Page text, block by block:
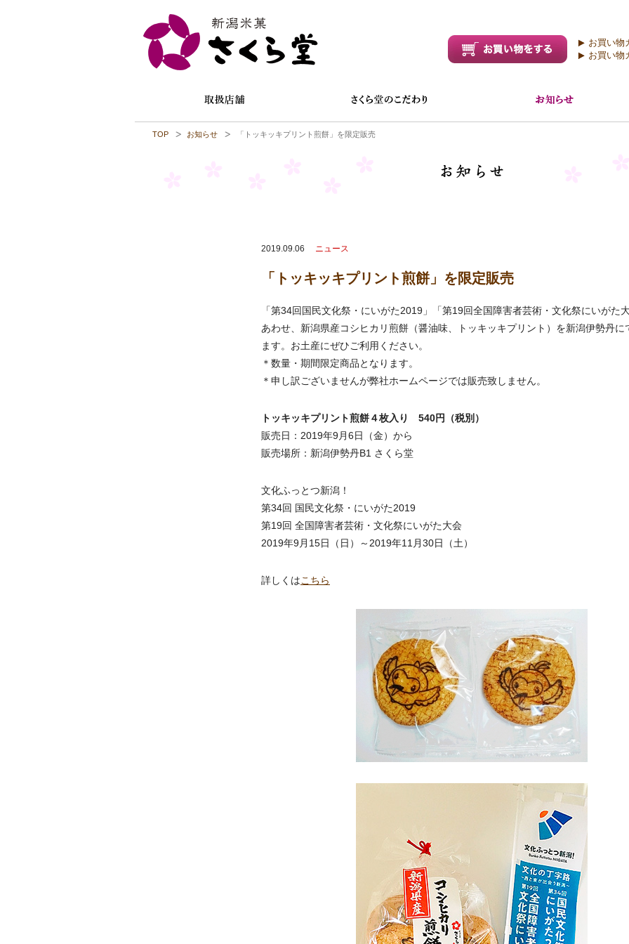
お買い物
お買い物
TOP お知らせ 「トッキッキプリント煎餅」を限定販売
2019.09.06 ニュース
「トッキッキプリント煎餅」を限定販売
「第34回国民文化祭・にいがた2019」「第19回全国障害者芸術・文化祭にいがた
あわせ、新潟県産コシヒカリ煎餅（醤油味、トッキッキプリント）を新潟伊勢丹に
ます。お土産にぜひご利用ください。
＊数量・期間限定商品となります。
＊申し訳ございませんが弊社ホームページでは販売致しません。
トッキッキプリント煎餅４枚入り 540円（税別）
販売日：2019年9月6日（金）から
販売場所：新潟伊勢丹B1 さくら堂
文化ふっとつ新潟！
第34回 国民文化祭・にいがた2019
第19回 全国障害者芸術・文化祭にいがた大会
2019年9月15日（日）～2019年11月30日（土）
詳しくはこちら